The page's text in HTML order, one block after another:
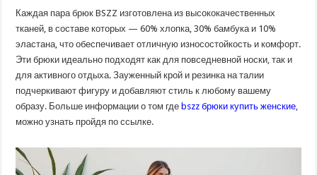
Каждая пара брюк BSZZ изготовлена из высококачественных
тканей, в составе которых — 60% хлопка, 30% бамбука и 10%
эластана, что обеспечивает отличную износостойкость и комфорт.
Эти брюки идеально подходят как для повседневной носки, так и
для активного отдыха. Зауженный крой и резинка на талии
подчеркивают фигуру и добавляют стиль к любому вашему
образу. Больше информации о том где bszz брюки купить женские,
можно узнать пройдя по ссылке.